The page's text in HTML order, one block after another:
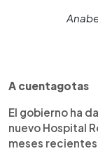
A cuentagotas
El gobierno ha
nuevo Hospital
meses